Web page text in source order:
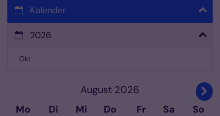
Kalender
2026
Okt
August 2026
Mo
Di Mi Do Fr Sa
So